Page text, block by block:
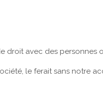
droit avec des personnes
le ferait sans notre